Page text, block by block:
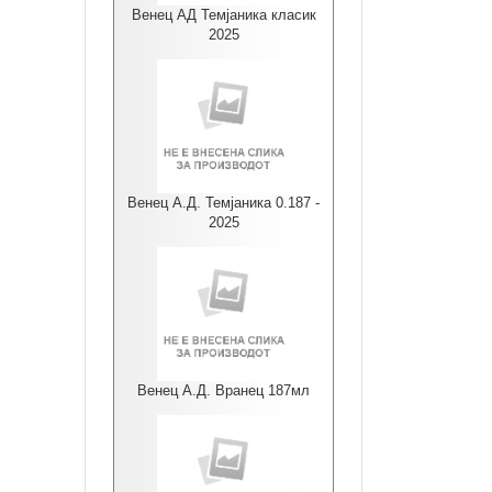
Венец АД Темјаника класик
2025
Венец А.Д. Темјаника 0.187 -
2025
Венец А.Д. Вранец 187мл